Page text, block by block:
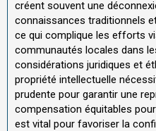
créent souvent une
connaissances traditionnels
ce qui complique les efforts
communautés locales dans
considérations juridiques et
propriété intellectuelle
prudente pour garantir une
compensation équitables
est vital pour favoriser la